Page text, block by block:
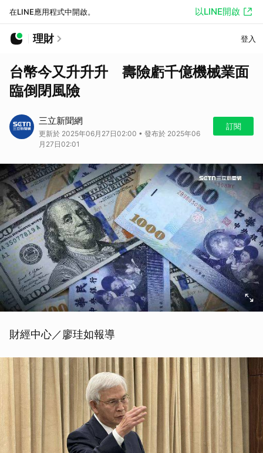
在LINE應用程式中開啟。 以LINE開啟
理財 登入
台幣今又升升升 壽險虧千億機械業面
臨倒閉風險
三立新聞網
更新於 2025年06月27日02:00 • 發布於 2025年06
月27日02:01
訂閱
財經中心／廖珪如報導